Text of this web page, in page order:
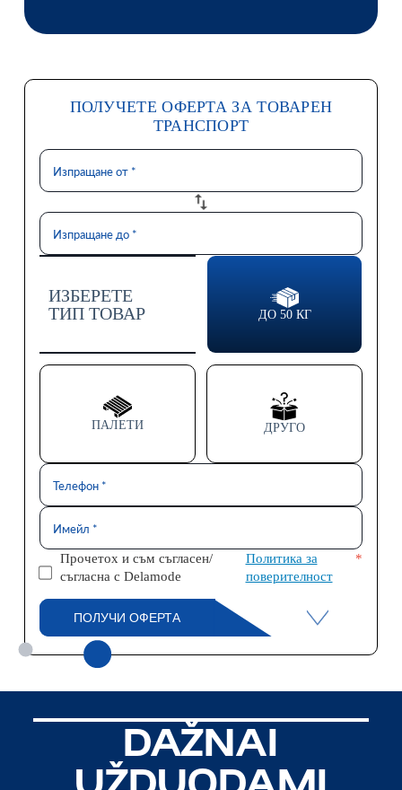
ПОЛУЧЕТЕ ОФЕРТА ЗА ТОВАРЕН
ТРАНСПОРТ
ИЗБЕРЕТЕ
ТИП ТОВАР
ДО 50 КГ
ПАЛЕТИ ДРУГО
Прочетох и съм съгласен/
съгласна с Delamode
Политика за
поверителност
*
ПОЛУЧИ ОФЕРТА
DAŽNAI
UŽDUODAMI